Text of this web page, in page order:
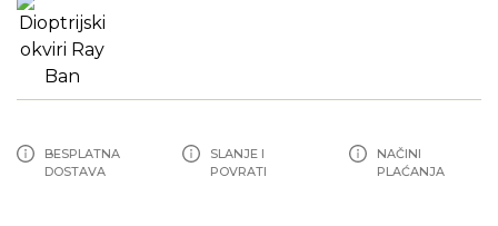
BESPLATNA
DOSTAVA
SLANJE I
POVRATI
NAČINI
PLAĆANJA